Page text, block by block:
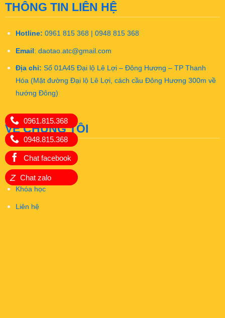
0961.815.368
0948.815.368
Chat facebook
Z Chat zalo
THÔNG TIN LIÊN HỆ
Hotline: 0961 815 368 | 0948 815 368
Email: daotao.atc@gmail.com
Địa chỉ: Số 01A45 Đại lộ Lê Lợi – Đông Hương – TP Thanh
Hóa (Mặt đường Đại lộ Lê Lợi, cách cầu Đông Hương 300m về
hướng Đông)
VỀ CHÚNG TÔI
Giới thiệu
Dịch vụ
Khóa học
Liên hệ